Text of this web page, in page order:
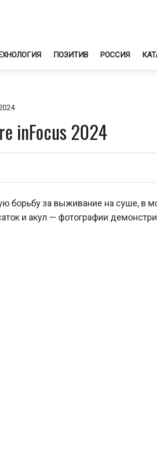
ПОЗИТИВ РОССИЯ
inFocus 2024
борьбу за выживание на суше, в
и акул — фотографии